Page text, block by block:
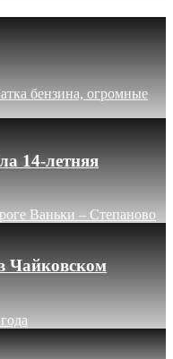
бензина, огромные
14-летняя
Ваньки – Степаново
Чайковском